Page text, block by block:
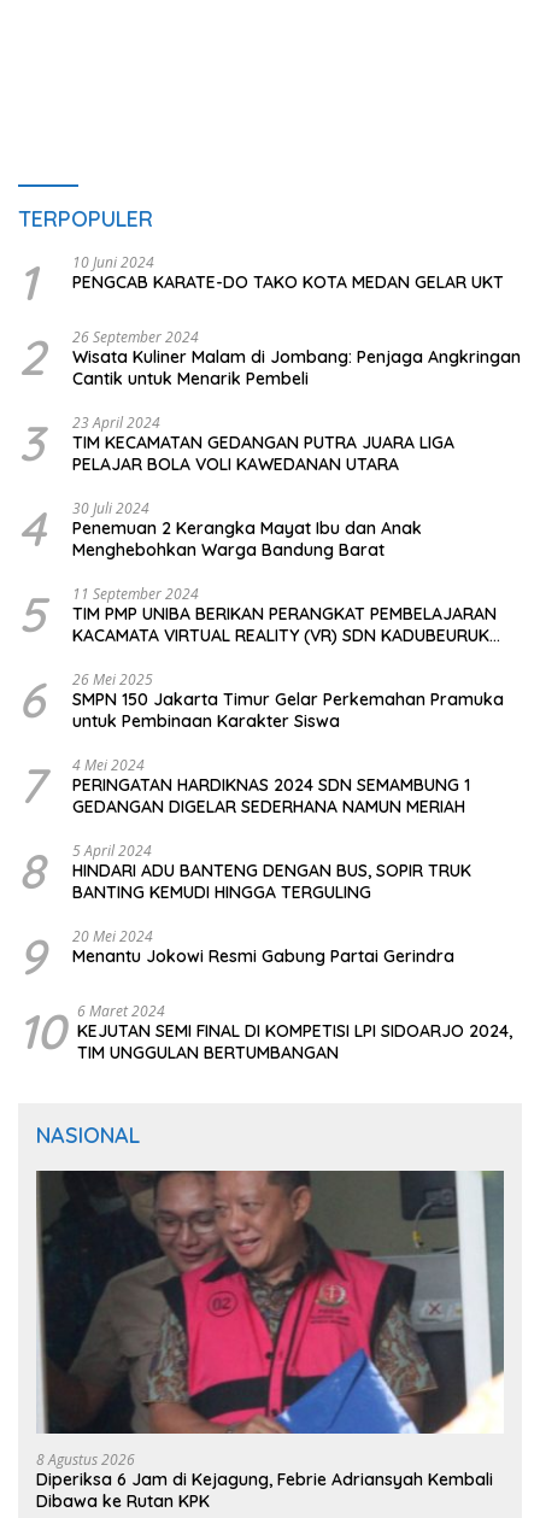
TERPOPULER
1 10 Juni 2024
PENGCAB KARATE-DO TAKO KOTA MEDAN GELAR UKT
2 26 September 2024
Wisata Kuliner Malam di Jombang: Penjaga Angkringan
Cantik untuk Menarik Pembeli
3 23 April 2024
TIM KECAMATAN GEDANGAN PUTRA JUARA LIGA
PELAJAR BOLA VOLI KAWEDANAN UTARA
4 30 Juli 2024
Penemuan 2 Kerangka Mayat Ibu dan Anak
Menghebohkan Warga Bandung Barat
5 11 September 2024
TIM PMP UNIBA BERIKAN PERANGKAT PEMBELAJARAN
KACAMATA VIRTUAL REALITY (VR) SDN KADUBEURUK
6 26 Mei 2025
SMPN 150 Jakarta Timur Gelar Perkemahan Pramuka
untuk Pembinaan Karakter Siswa
7 4 Mei 2024
PERINGATAN HARDIKNAS 2024 SDN SEMAMBUNG 1
GEDANGAN DIGELAR SEDERHANA NAMUN MERIAH
8 5 April 2024
HINDARI ADU BANTENG DENGAN BUS, SOPIR TRUK
BANTING KEMUDI HINGGA TERGULING
9 20 Mei 2024
Menantu Jokowi Resmi Gabung Partai Gerindra
10 6 Maret 2024
KEJUTAN SEMI FINAL DI KOMPETISI LPI SIDOARJO 2024,
TIM UNGGULAN BERTUMBANGAN
NASIONAL
8 Agustus 2026
Diperiksa 6 Jam di Kejagung, Febrie Adriansyah Kembali
Dibawa ke Rutan KPK